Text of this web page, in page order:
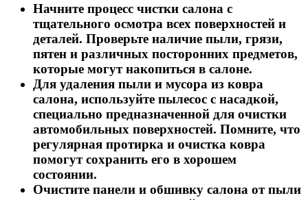
Начните процесс чистки салона с
тщательного осмотра всех поверхностей и
деталей. Проверьте наличие пыли, грязи,
пятен и различных посторонних предметов,
которые могут накопиться в салоне.
Для удаления пыли и мусора из ковра
салона, используйте пылесос с насадкой,
специально предназначенной для очистки
автомобильных поверхностей. Помните, что
регулярная протирка и очистка ковра
помогут сохранить его в хорошем
состоянии.
Очистите панели и обшивку салона от пыли